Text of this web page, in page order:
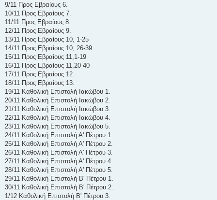
9/11 Προς Εβραίους 6.
10/11 Προς Εβραίους 7.
11/11 Προς Εβραίους 8.
12/11 Προς Εβραίους 9.
13/11 Προς Εβραίους 10, 1-25
14/11 Προς Εβραίους 10, 26-39
15/11 Προς Εβραίους 11,1-19
16/11 Προς Εβραίους 11,20-40
17/11 Προς Εβραίους 12.
18/11 Προς Εβραίους 13.
19/11 Καθολική Επιστολή Ιακώβου 1.
20/11 Καθολική Επιστολή Ιακώβου 2.
21/11 Καθολική Επιστολή Ιακώβου 3.
22/11 Καθολική Επιστολή Ιακώβου 4.
23/11 Καθολική Επιστολή Ιακώβου 5.
24/11 Καθολική Επιστολή Α' Πέτρου 1.
25/11 Καθολική Επιστολή Α' Πέτρου 2.
26/11 Καθολική Επιστολή Α' Πέτρου 3.
27/11 Καθολική Επιστολή Α' Πέτρου 4.
28/11 Καθολική Επιστολή Α' Πέτρου 5.
29/11 Καθολική Επιστολή Β' Πέτρου 1.
30/11 Καθολική Επιστολή Β' Πέτρου 2.
1/12 Καθολική Επιστολή Β' Πέτρου 3.